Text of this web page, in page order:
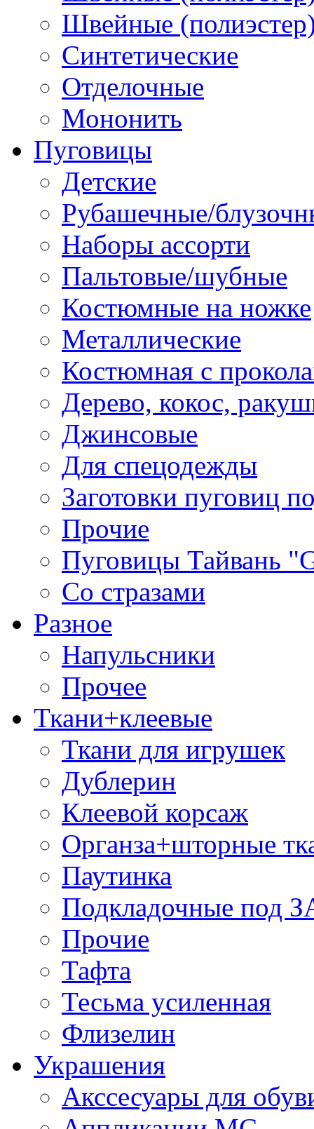
Швейные
Синтетические
Отделочные
Мононить
Пуговицы
Детские
Рубашечные/
Наборы ассорти
Пальтовые/шубные
Костюмные на ножке
Металлические
Костюмная с
Дерево, кокос,
Джинсовые
Для спецодежды
Заготовки пуговиц
Прочие
Пуговицы Тайвань
Со стразами
Разное
Напульсники
Прочее
Ткани+клеевые
Ткани для игрушек
Дублерин
Клеевой корсаж
Органза+шторные
Паутинка
Подкладочные под
Прочие
Тафта
Тесьма усиленная
Флизелин
Украшения
Акссесуары для